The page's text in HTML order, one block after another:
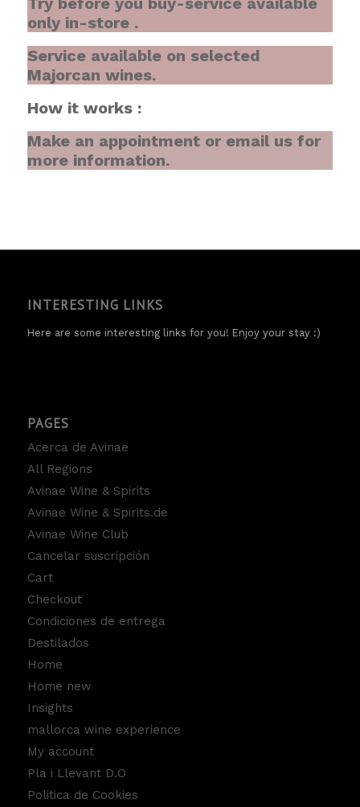
only in-store .
Service available on selected
Majorcan wines.
How it works :
Make an appointment or email us for
more information.
INTERESTING LINKS
Here are some interesting links for you! Enjoy your stay :)
PAGES
Acerca de Avinae
All Regions
Avinae Wine & Spirits
Avinae Wine & Spirits.de
Avinae Wine Club
Cancelar suscripción
Cart
Checkout
Condiciones de entrega
Destilados
Home
Home new
Insights
mallorca wine experience
My account
Pla i Llevant D.O
Politica de Cookies